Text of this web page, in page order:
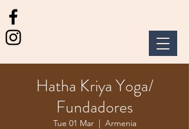
Hatha Kriya Yoga/
Fundadores
Tue 01 Mar
  |
Armenia